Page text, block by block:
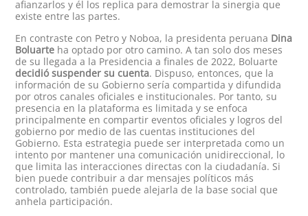
afianzarlos y él los replica para demostrar la sinergia que
existe entre las partes.
En contraste con Petro y Noboa, la presidenta peruana Dina
Boluarte ha optado por otro camino. A tan solo dos meses
de su llegada a la Presidencia a finales de 2022, Boluarte
decidió suspender su cuenta. Dispuso, entonces, que la
información de su Gobierno sería compartida y difundida
por otros canales oficiales e institucionales. Por tanto, su
presencia en la plataforma es limitada y se enfoca
principalmente en compartir eventos oficiales y logros del
gobierno por medio de las cuentas instituciones del
Gobierno. Esta estrategia puede ser interpretada como un
intento por mantener una comunicación unidireccional, lo
que limita las interacciones directas con la ciudadanía. Si
bien puede contribuir a dar mensajes políticos más
controlado, también puede alejarla de la base social que
anhela participación.